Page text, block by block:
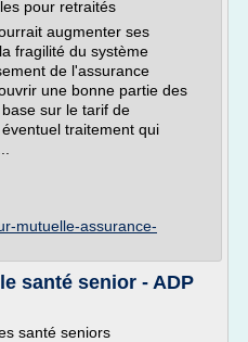
pour retraités
augmenter ses
fragilité du système
de l'assurance
une bonne partie des
sur le tarif de
traitement qui
mutuelle-assurance-
santé senior - ADP
santé seniors